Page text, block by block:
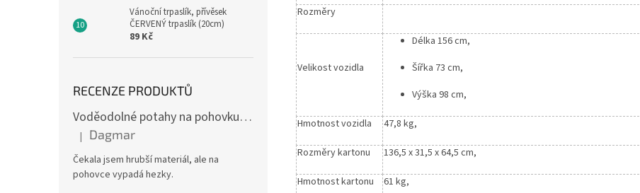
Vánoční trpaslík, přívěsek
ČERVENÝ trpaslík (20cm)
89 Kč
RECENZE PRODUKTŮ
Voděodolné potahy na pohovku se vzorem
Hodnocení produktu je 4 z 5 hvězdiček.
| Dagmar
Čekala jsem hrubší materiál, ale na
pohovce vypadá hezky.
Rozměry
Velikost vozidla
Délka 156 cm,
Šířka 73 cm,
Výška 98 cm,
Hmotnost vozidla 47,8 kg,
Rozměry kartonu 136,5 x 31,5 x 64,5 cm,
Hmotnost kartonu 61 kg,